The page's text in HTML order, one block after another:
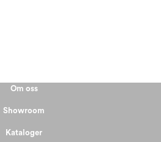
Om oss
Showroom
Kataloger